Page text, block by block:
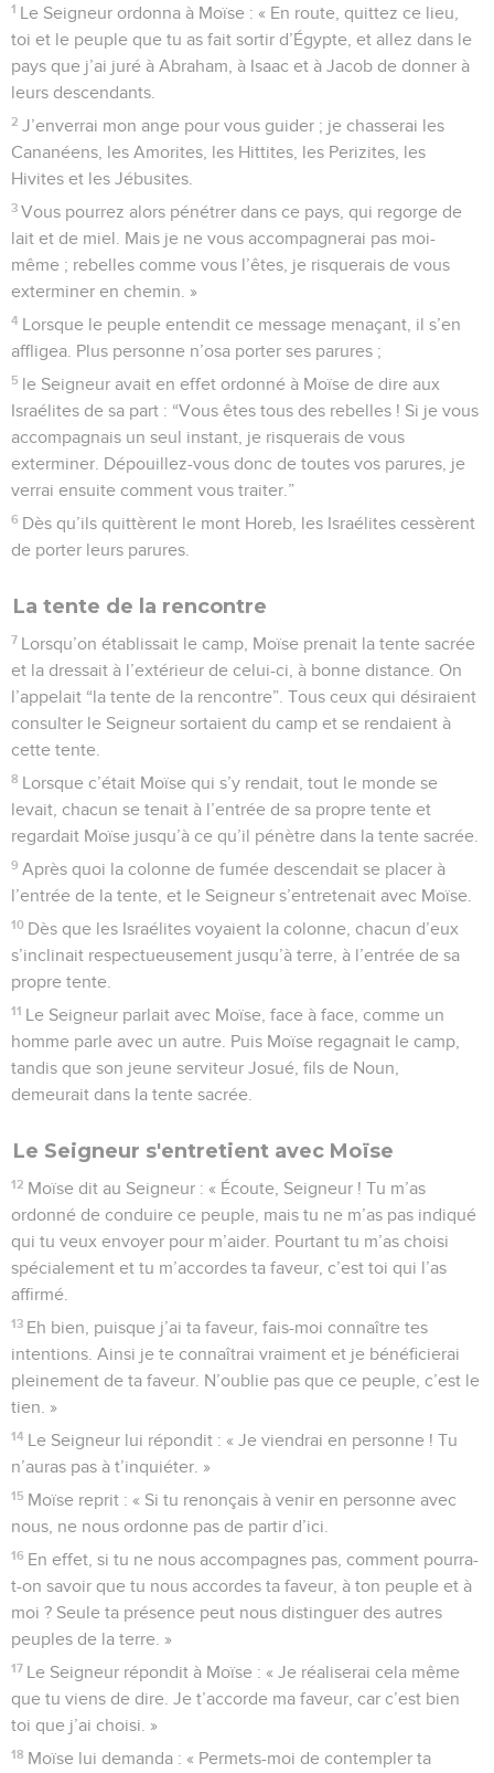
1 Le Seigneur ordonna à Moïse : « En route, quittez ce lieu,
toi et le peuple que tu as fait sortir d’Égypte, et allez dans le
pays que j’ai juré à Abraham, à Isaac et à Jacob de donner à
leurs descendants.
2 J’enverrai mon ange pour vous guider ; je chasserai les
Cananéens, les Amorites, les Hittites, les Perizites, les
Hivites et les Jébusites.
3 Vous pourrez alors pénétrer dans ce pays, qui regorge de
lait et de miel. Mais je ne vous accompagnerai pas moi-
même ; rebelles comme vous l’êtes, je risquerais de vous
exterminer en chemin. »
4 Lorsque le peuple entendit ce message menaçant, il s’en
affligea. Plus personne n’osa porter ses parures ;
5 le Seigneur avait en effet ordonné à Moïse de dire aux
Israélites de sa part : “Vous êtes tous des rebelles ! Si je vous
accompagnais un seul instant, je risquerais de vous
exterminer. Dépouillez-vous donc de toutes vos parures, je
verrai ensuite comment vous traiter.”
6 Dès qu’ils quittèrent le mont Horeb, les Israélites cessèrent
de porter leurs parures.
La tente de la rencontre
7 Lorsqu’on établissait le camp, Moïse prenait la tente sacrée
et la dressait à l’extérieur de celui-ci, à bonne distance. On
l’appelait “la tente de la rencontre”. Tous ceux qui désiraient
consulter le Seigneur sortaient du camp et se rendaient à
cette tente.
8 Lorsque c’était Moïse qui s’y rendait, tout le monde se
levait, chacun se tenait à l’entrée de sa propre tente et
regardait Moïse jusqu’à ce qu’il pénètre dans la tente sacrée.
9 Après quoi la colonne de fumée descendait se placer à
l’entrée de la tente, et le Seigneur s’entretenait avec Moïse.
10 Dès que les Israélites voyaient la colonne, chacun d’eux
s’inclinait respectueusement jusqu’à terre, à l’entrée de sa
propre tente.
11 Le Seigneur parlait avec Moïse, face à face, comme un
homme parle avec un autre. Puis Moïse regagnait le camp,
tandis que son jeune serviteur Josué, fils de Noun,
demeurait dans la tente sacrée.
Le Seigneur s'entretient avec Moïse
12 Moïse dit au Seigneur : « Écoute, Seigneur ! Tu m’as
ordonné de conduire ce peuple, mais tu ne m’as pas indiqué
qui tu veux envoyer pour m’aider. Pourtant tu m’as choisi
spécialement et tu m’accordes ta faveur, c’est toi qui l’as
affirmé.
13 Eh bien, puisque j’ai ta faveur, fais-moi connaître tes
intentions. Ainsi je te connaîtrai vraiment et je bénéficierai
pleinement de ta faveur. N’oublie pas que ce peuple, c’est le
tien. »
14 Le Seigneur lui répondit : « Je viendrai en personne ! Tu
n’auras pas à t’inquiéter. »
15 Moïse reprit : « Si tu renonçais à venir en personne avec
nous, ne nous ordonne pas de partir d’ici.
16 En effet, si tu ne nous accompagnes pas, comment pourra-
t-on savoir que tu nous accordes ta faveur, à ton peuple et à
moi ? Seule ta présence peut nous distinguer des autres
peuples de la terre. »
17 Le Seigneur répondit à Moïse : « Je réaliserai cela même
que tu viens de dire. Je t’accorde ma faveur, car c’est bien
toi que j’ai choisi. »
18 Moïse lui demanda : « Permets-moi de contempler ta